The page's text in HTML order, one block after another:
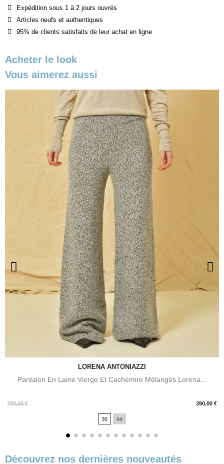
Expédition sous 1 à 2 jours ouvrés
Articles neufs et authentiques
95% de clients satisfaits de leur achat en ligne
Acheter le look
Vous aimerez aussi
LORENA ANTONIAZZI
Pantalon En Laine Vierge Et Cachemire Mélangés Lorena...
780,00 € 390,00 €
Prix
36 38
Découvrez nos dernières nouveautés